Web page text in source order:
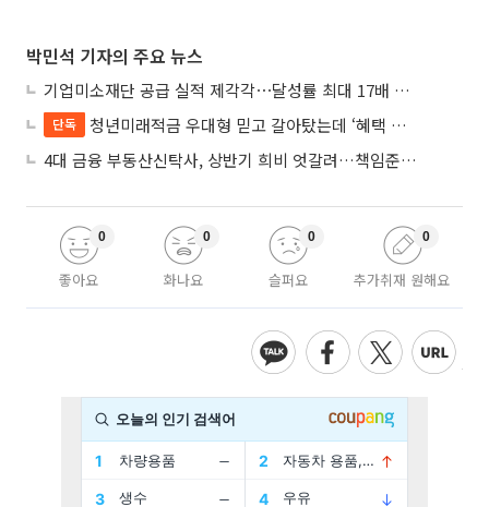
박민석 기자의 주요 뉴스
기업미소재단 공급 실적 제각각⋯달성률 최대 17배 차이
단독
청년미래적금 우대형 믿고 갈아탔는데 ‘혜택 반토막’…심사 오류에 가입자 혼선
4대 금융 부동산신탁사, 상반기 희비 엇갈려…책임준공 손실 반영 시점이 갈랐다
좋아요
0
화나요
0
슬퍼요
0
추가취재 원해요
0